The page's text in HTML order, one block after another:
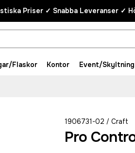
Priser ✓ Snabba Leveranser ✓
Flaskor Kontor Event/Skyltning
1906731-02 / Craft
Pro